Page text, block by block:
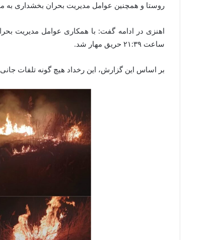
روستا و همچنین عوامل مدیریت بحران بخشداری به
اهنزی در ادامه گفت: با همکاری عوامل مدیریت
ساعت ۲۱:۳۹ حریق مهار شد.
بر اساس این گزارش، این رخداد هیچ گونه تلفات